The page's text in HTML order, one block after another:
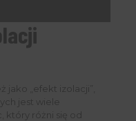
jako „efekt izolacji”,
jest wiele
który różni się od